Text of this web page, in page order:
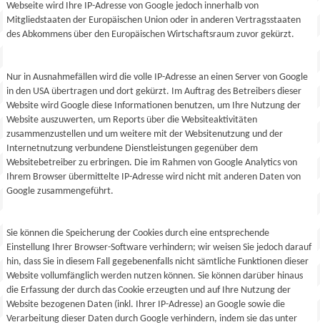
Webseite wird Ihre IP-Adresse von Google jedoch innerhalb von
Mitgliedstaaten der Europäischen Union oder in anderen Vertragsstaaten
des Abkommens über den Europäischen Wirtschaftsraum zuvor gekürzt.
Nur in Ausnahmefällen wird die volle IP-Adresse an einen Server von Google
in den USA übertragen und dort gekürzt. Im Auftrag des Betreibers dieser
Website wird Google diese Informationen benutzen, um Ihre Nutzung der
Website auszuwerten, um Reports über die Websiteaktivitäten
zusammenzustellen und um weitere mit der Websitenutzung und der
Internetnutzung verbundene Dienstleistungen gegenüber dem
Websitebetreiber zu erbringen. Die im Rahmen von Google Analytics von
Ihrem Browser übermittelte IP-Adresse wird nicht mit anderen Daten von
Google zusammengeführt.
Sie können die Speicherung der Cookies durch eine entsprechende
Einstellung Ihrer Browser-Software verhindern; wir weisen Sie jedoch darauf
hin, dass Sie in diesem Fall gegebenenfalls nicht sämtliche Funktionen dieser
Website vollumfänglich werden nutzen können. Sie können darüber hinaus
die Erfassung der durch das Cookie erzeugten und auf Ihre Nutzung der
Website bezogenen Daten (inkl. Ihrer IP-Adresse) an Google sowie die
Verarbeitung dieser Daten durch Google verhindern, indem sie das unter